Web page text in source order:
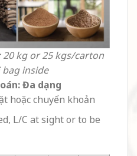
20 kg or 25 kgs/carton
bag inside
Đa dạng
hoặc chuyển khoản
L/C at sight or to be